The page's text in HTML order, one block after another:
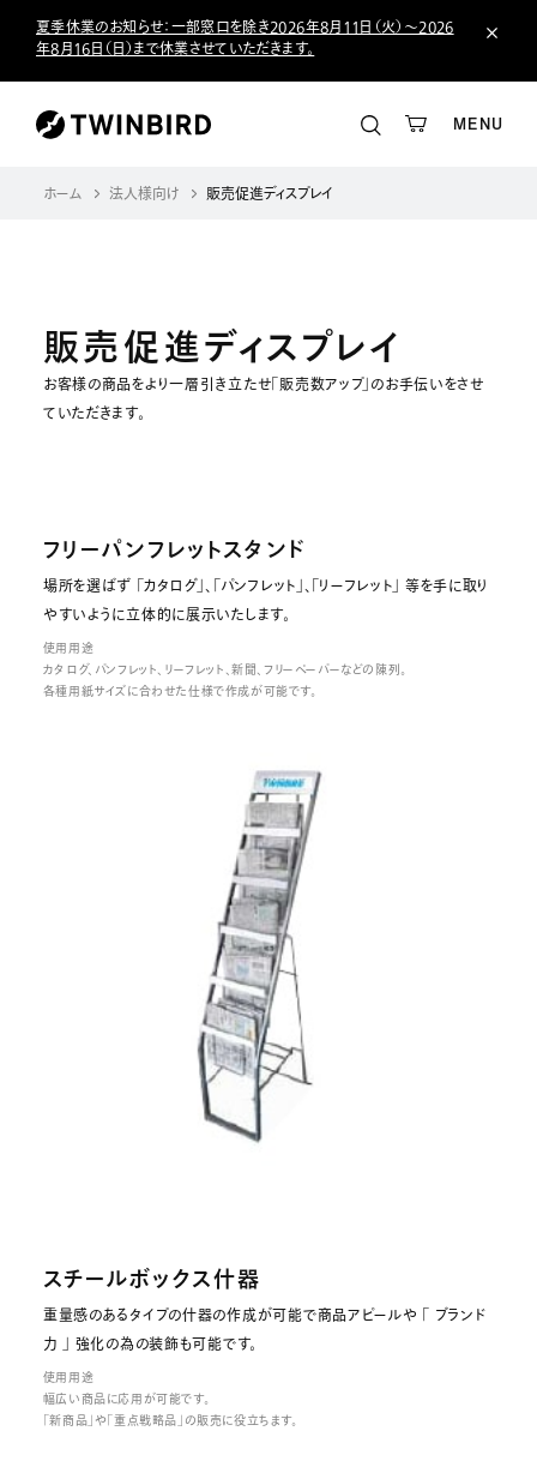
夏季休業のお知らせ：一部窓口を除き2026年8月11日（火）～2026
年8月16日（日）まで休業させていただきます。
MENU
ホーム 法人様向け 販売促進ディスプレイ
販売促進ディスプレイ
お客様の商品をより一層引き立たせ「販売数アップ」のお手伝いをさせ
ていただきます。
フリーパンフレットスタンド
場所を選ばず 「カタログ」、「パンフレット」、「リーフレット」 等を手に取り
やすいように立体的に展示いたします。
使用用途
カタログ、パンフレット、リーフレット、新聞、フリーペーパーなどの陳列。
各種用紙サイズに合わせた仕様で作成が可能です。
スチールボックス什器
重量感のあるタイプの什器の作成が可能で商品アピールや 「 ブランド
力 」 強化の為の装飾も可能です。
使用用途
幅広い商品に応用が可能です。
「新商品」や「重点戦略品」の販売に役立ちます。